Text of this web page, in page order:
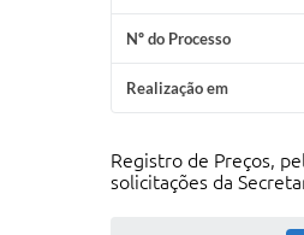
Nº do Processo
Realização em
Registro de Preços,
solicitações da